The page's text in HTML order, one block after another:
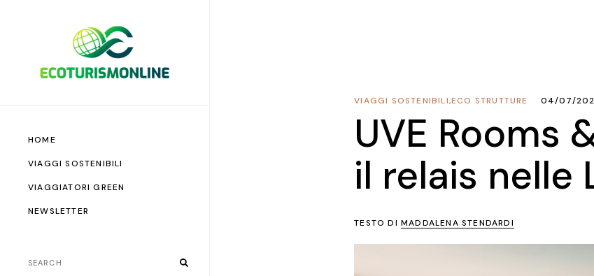
HOME
VIAGGI SOSTENIBILI
VIAGGIATORI GREEN
NEWSLETTER
ECO STRUTTURE
,
VIAGGI SOSTENIBILI 04/07/
UVE Rooms
il relais nelle
TESTO DI MADDALENA STENDARDI